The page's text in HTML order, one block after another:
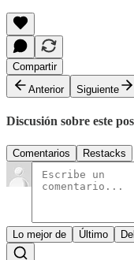
Compartir
Anterior
Siguiente
Discusión sobre este
Comentarios Restacks
Lo mejor de Último